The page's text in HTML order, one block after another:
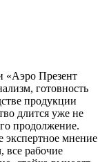
«Аэро Презент
готовность
продукции
длится уже не
продолжение.
экспертное мнение
все рабочие